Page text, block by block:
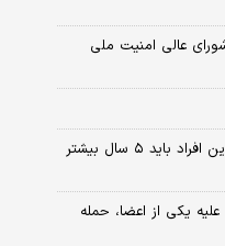
‌عالی امنیت ملی
جزئیات صدور احکام بازنشستگی اعلام شد/ این افراد باید ۵ سال بیشتر
یکی از اعضا، حمله